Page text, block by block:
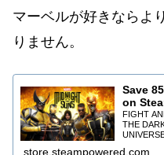
マーベルが好きならよ
りません。
Save
on
FIGHT
THE
store.steampowered.com